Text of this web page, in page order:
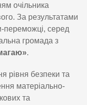
очільника
За результатами
переможці, серед
громада з
.
рівня безпеки та
матеріально-
та